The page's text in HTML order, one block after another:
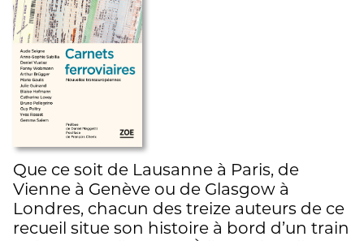
Que ce soit de Lausanne à Paris, de
Vienne à Genève ou de Glasgow à
Londres, chacun des treize auteurs de ce
recueil situe son histoire à bord d’un train